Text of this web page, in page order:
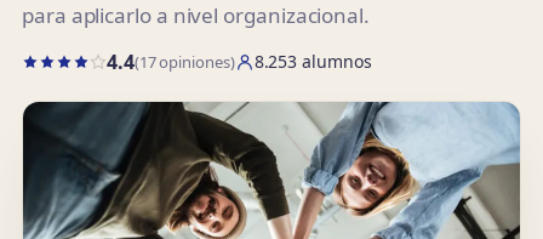
para aplicarlo a nivel organizacional.
4.4(17 opiniones) 8.253 alumnos